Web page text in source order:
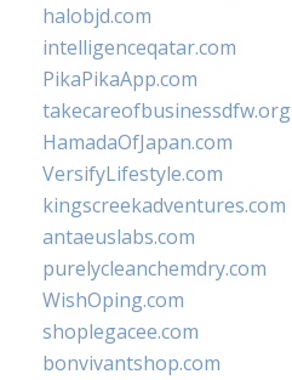
halobjd.com
intelligenceqatar.com
PikaPikaApp.com
takecareofbusinessdfw.org
HamadaOfJapan.com
VersifyLifestyle.com
kingscreekadventures.com
antaeuslabs.com
purelycleanchemdry.com
WishOping.com
shoplegacee.com
bonvivantshop.com